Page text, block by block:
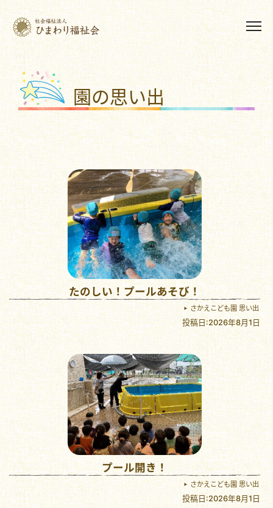
園の思い出
たのしい！プールあそび！
さかえこども園 思い出
投稿日:2026年8月1日
プール開き！
さかえこども園 思い出
投稿日:2026年8月1日